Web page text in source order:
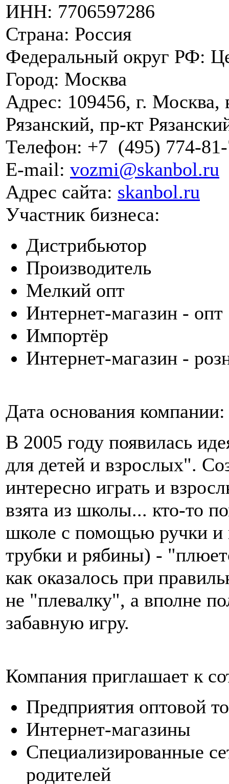
ИНН: 7706597286
Страна: Россия
Федеральный округ РФ:
Город: Москва
Адрес: 109456, г. Москва,
Рязанский, пр-кт
Телефон: +7 (495) 774-
E-mail: vozmi@skanbol.ru
Адрес сайта: skanbol.ru
Участник бизнеса:
Дистрибьютор
Производитель
Мелкий опт
Интернет-магазин - опт
Импортёр
Интернет-магазин -
Дата основания компании:
В 2005 году появилась
для детей и взрослых".
интересно играть и
взята из школы... кто-то
школе с помощью ручки и
трубки и рябины) -
как оказалось при
не "плевалку", а вполне
забавную игру.
Компания приглашает к
Предприятия оптовой
Интернет-магазины
Специализированные
родителей